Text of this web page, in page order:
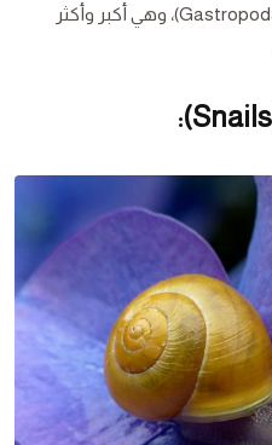
الكائنات إلى طائفة بطنيات القدم (Gastropoda)، وهي أكبر وأكثر